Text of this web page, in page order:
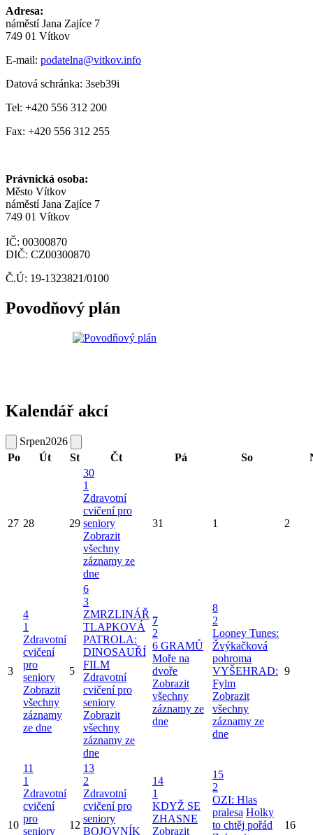
Adresa:
náměstí Jana Zajíce 7
749 01 Vítkov
E-mail: podatelna@vitkov.info
Datová schránka: 3seb39i
Tel: +420 556 312 200
Fax: +420 556 312 255
Právnická osoba:
Město Vítkov
náměstí Jana Zajíce 7
749 01 Vítkov
IČ: 00300870
DIČ: CZ00300870
Č.Ú: 19-1323821/0100
Povodňový plán
Kalendář akcí
Srpen2026
Po
Út St Čt Pá So
27 28 29
30
1
Zdravotní
cvičení pro
seniory
Zobrazit
všechny
záznamy ze
dne
31 1 2
3
4
1
Zdravotní
cvičení
pro
seniory
Zobrazit
všechny
záznamy
ze dne
5
6
3
ZMRZLINÁŘ
TLAPKOVÁ
PATROLA:
DINOSAUŘÍ
FILM
Zdravotní
cvičení pro
seniory
Zobrazit
všechny
záznamy ze
dne
7
2
6 GRAMŮ
Moře na
dvoře
Zobrazit
všechny
záznamy ze
dne
8
2
Looney Tunes:
Žvýkačková
pohroma
VYŠEHRAD:
Fylm
Zobrazit
všechny
záznamy ze
dne
9
10
11
1
Zdravotní
cvičení
pro
seniory
12
13
2
Zdravotní
cvičení pro
seniory
BOJOVNÍK
14
1
KDYŽ SE
ZHASNE
Zobrazit
15
2
OZI: Hlas
pralesa Holky
to chtěj pořád
16